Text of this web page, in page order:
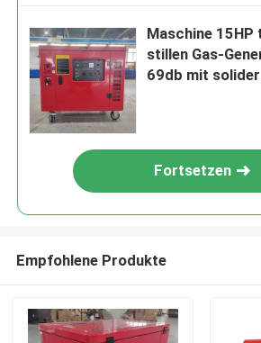
Maschine
stillen Gas-
69db mit
Fortsetzen
Empfohlene Produkte